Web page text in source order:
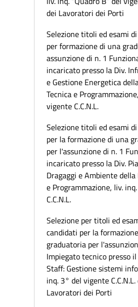
dei Lavoratori dei Porti
Selezione titoli ed esami
per formazione di una
assunzione di n. 1
incaricato presso la Div.
e Gestione Energetica
Tecnica e
vigente C.C.N.L.
Selezione titoli ed esami
per la formazione di una
per l'assunzione di n. 1
incaricato presso la Div.
Dragaggi e Ambiente della
e Programmazione, liv.
C.C.N.L.
Selezione per titoli ed
candidati per la
graduatoria per
Impiegato tecnico presso
Staff: Gestione sistemi
inq. 3° del vigente C.C.N.L.
Lavoratori dei Porti